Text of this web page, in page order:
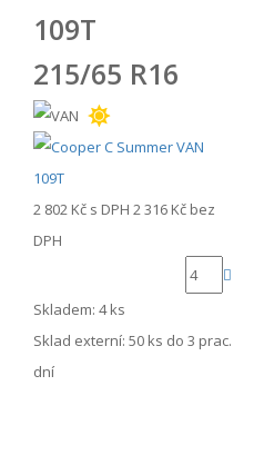
109T
215/65 R16
2 802 Kč s DPH 2 316 Kč bez
DPH
Skladem: 4 ks
Sklad externí: 50 ks do 3 prac.
dní